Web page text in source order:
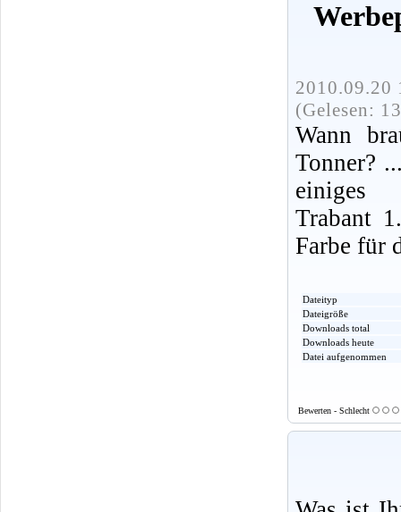
2010.09.20
(Gelesen:
Wann
Tonner?
einiges
Trabant
Farbe für
Dateityp
Dateigröße
Downloads total
Downloads heute
Datei aufgenommen
Bewerten - Schlecht